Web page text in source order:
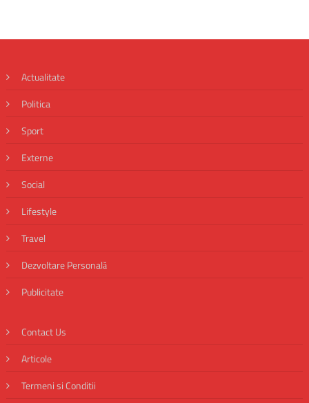
Actualitate
Politica
Sport
Externe
Social
Lifestyle
Travel
Dezvoltare Personală
Publicitate
Contact Us
Articole
Termeni si Conditii